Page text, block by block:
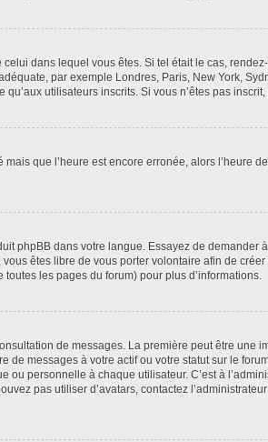
dans lequel vous êtes. Si tel était le cas,
par exemple Londres, Paris, New York,
utilisateurs inscrits. Si vous n’êtes pas inscrit,
que l’heure est encore erronée, alors l’heure
phpBB dans votre langue. Essayez de demander
êtes libre de vous porter volontaire afin de
les pages du forum) pour plus d’informations.
de messages. La première peut être une
messages à votre actif ou votre statut sur le
personnelle à chaque utilisateur. C’est à
pas utiliser d’avatars, contactez